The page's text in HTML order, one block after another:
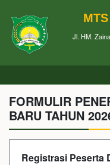
Jl. HM.
FORMULIR
BARU TAHUN
Registrasi Peserta